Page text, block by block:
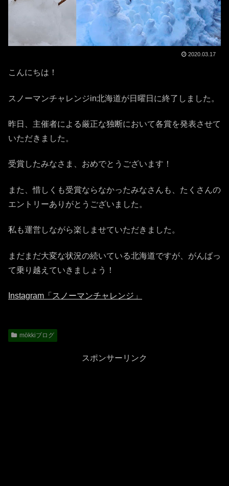
2020.03.17
こんにちは！
スノーマンチャレンジin北海道が日曜日に終了しました。
昨日、主催者による厳正な独断において各賞を発表させて
いただきました。
受賞したみなさま、おめでとうございます！
また、惜しくも受賞ならなかったみなさんも、たくさんの
エントリーありがとうございました。
私も運営しながら楽しませていただきました。
まだまだ大変な状況の続いている北海道ですが、がんばっ
て乗り越えていきましょう！
Instagram「スノーマンチャレンジ」
mökkiブログ
スポンサーリンク